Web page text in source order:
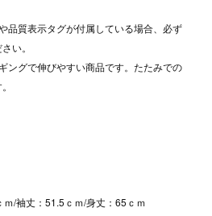
品質表示タグが付属している場合、必ず
い。
ングで伸びやすい商品です。たたみでの
/袖丈：51.5ｃｍ/身丈：65ｃｍ